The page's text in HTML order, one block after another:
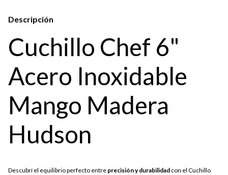
Descripción
Cuchillo Chef 6"
Acero Inoxidable
Mango Madera
Hudson
Descubrí el equilibrio perfecto entre precisión y durabilidad con el Cuchillo